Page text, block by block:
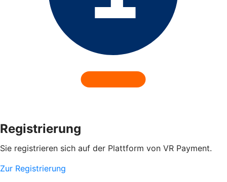
Registrierung
Sie registrieren sich auf der Plattform von VR Payment.
Zur Registrierung